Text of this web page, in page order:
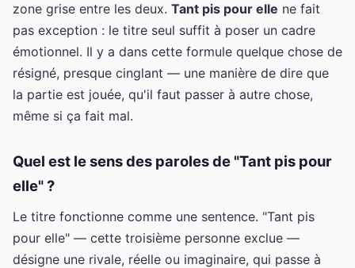
zone grise entre les deux. Tant pis pour elle ne fait
pas exception : le titre seul suffit à poser un cadre
émotionnel. Il y a dans cette formule quelque chose de
résigné, presque cinglant — une manière de dire que
la partie est jouée, qu'il faut passer à autre chose,
même si ça fait mal.
Quel est le sens des paroles de "Tant pis pour
elle" ?
Le titre fonctionne comme une sentence. "Tant pis
pour elle" — cette troisième personne exclue —
désigne une rivale, réelle ou imaginaire, qui passe à